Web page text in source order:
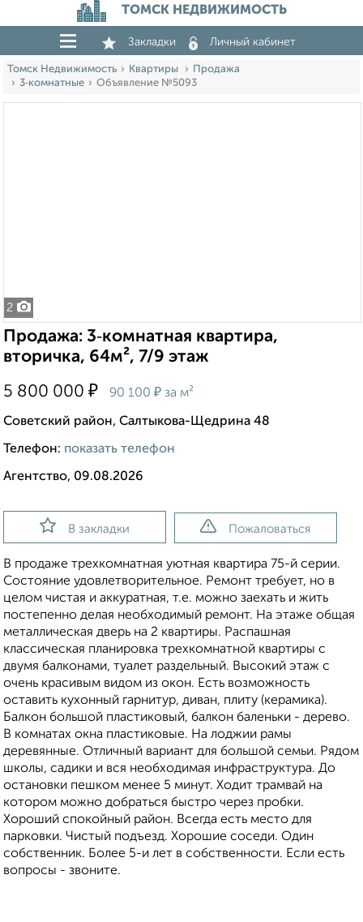
ТОМСК НЕДВИЖИМОСТЬ
Закладки Личный кабинет
Томск Недвижимость Квартиры
Продажа
3‑комнатные
Объявление №5093
2
Продажа: 3‑комнатная квартира,
вторичка, 64м², 7/9 этаж
5 800 000 ₽ 90 100 ₽ за м²
Советский район, Салтыкова-Щедрина 48
Телефон: показать телефон
Агентство, 09.08.2026
В закладки Пожаловаться
В продаже трехкомнатная уютная квартира 75-й серии.
Состояние удовлетворительное. Ремонт требует, но в
целом чистая и аккуратная, т.е. можно заехать и жить
постепенно делая необходимый ремонт. На этаже общая
металлическая дверь на 2 квартиры. Распашная
классическая планировка трехкомнатной квартиры с
двумя балконами, туалет раздельный. Высокий этаж с
очень красивым видом из окон. Есть возможность
оставить кухонный гарнитур, диван, плиту (керамика).
Балкон большой пластиковый, балкон баленьки - дерево.
В комнатах окна пластиковые. На лоджии рамы
деревянные. Отличный вариант для большой семьи. Рядом
школы, садики и вся необходимая инфраструктура. До
остановки пешком менее 5 минут. Ходит трамвай на
котором можно добраться быстро через пробки.
Хороший спокойный район. Всегда есть место для
парковки. Чистый подъезд. Хорошие соседи. Один
собственник. Более 5-и лет в собственности. Если есть
вопросы - звоните.